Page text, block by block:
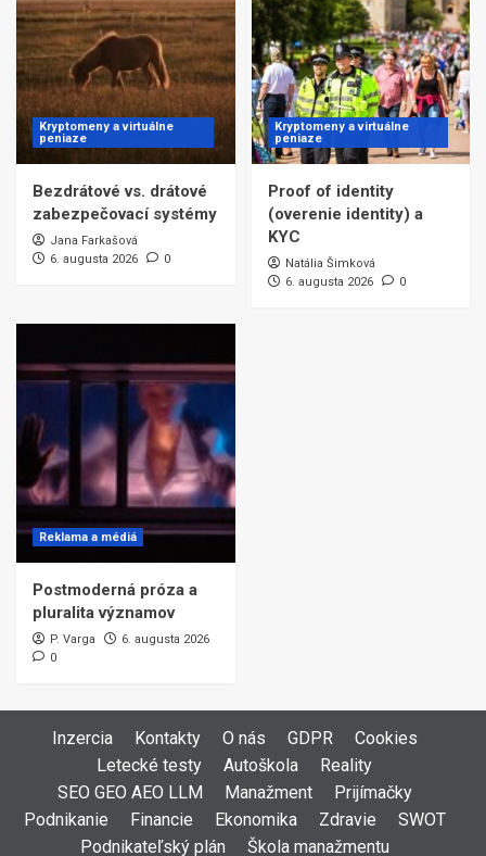
Kryptomeny a virtuálne
peniaze
Bezdrátové vs. drátové
zabezpečovací systémy
Jana Farkašová
6. augusta 2026
0
Kryptomeny a virtuálne
peniaze
Proof of identity
(overenie identity) a
KYC
Natália Šimková
6. augusta 2026
0
Reklama a médiá
Postmoderná próza a
pluralita významov
P. Varga
6. augusta 2026
0
Inzercia Kontakty O nás GDPR
Cookies
Letecké testy
Autoškola
Reality
SEO GEO AEO LLM
Manažment
Prijímačky
Podnikanie
Financie Ekonomika Zdravie
SWOT
Podnikateľský plán
Škola manažmentu